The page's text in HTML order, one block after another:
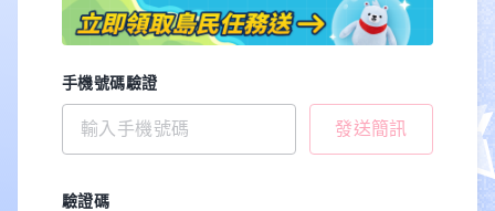
手機號碼驗證
發送簡訊
驗證碼